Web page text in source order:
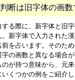
断は旧字体の画
る際に、新字体と旧
新字体で入力された
を占います。そのた
の画数と異なる場合
が持つ意味から、元
くつかの例をご紹介し